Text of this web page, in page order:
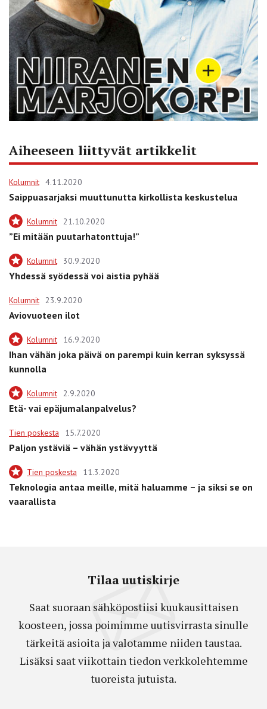
Aiheeseen liittyvät artikkelit
Kolumnit 4.11.2020
Saippuasarjaksi muuttunutta kirkollista keskustelua
Kolumnit 21.10.2020
”Ei mitään puutarhatonttuja!”
Kolumnit 30.9.2020
Yhdessä syödessä voi aistia pyhää
Kolumnit 23.9.2020
Aviovuoteen ilot
Kolumnit 16.9.2020
Ihan vähän joka päivä on parempi kuin kerran syksyssä
kunnolla
Kolumnit 2.9.2020
Etä- vai epäjumalanpalvelus?
Tien poskesta 15.7.2020
Paljon ystäviä – vähän ystävyyttä
Tien poskesta 11.3.2020
Teknologia antaa meille, mitä haluamme – ja siksi se on
vaarallista
Tilaa uutiskirje
Saat suoraan sähköpostiisi kuukausittaisen
koosteen, jossa poimimme uutisvirrasta sinulle
tärkeitä asioita ja valotamme niiden taustaa.
Lisäksi saat viikottain tiedon verkkolehtemme
tuoreista jutuista.